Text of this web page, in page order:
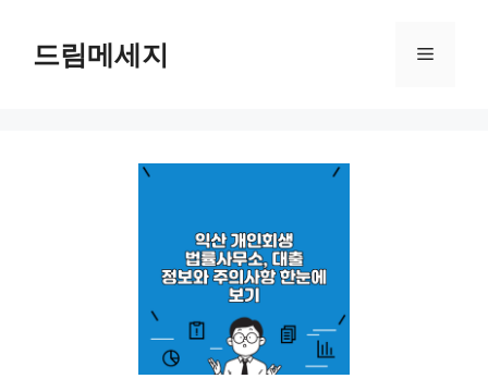
드림메세지 메